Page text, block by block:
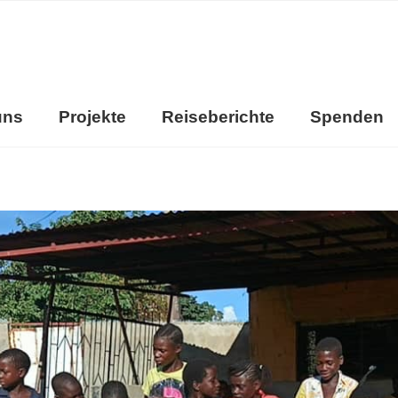
Projekte Reiseberichte Spenden